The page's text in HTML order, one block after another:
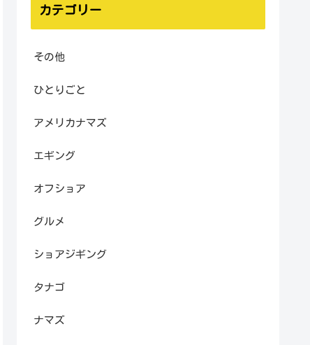
カテゴリー
その他
ひとりごと
アメリカナマズ
エギング
オフショア
グルメ
ショアジギング
タナゴ
ナマズ